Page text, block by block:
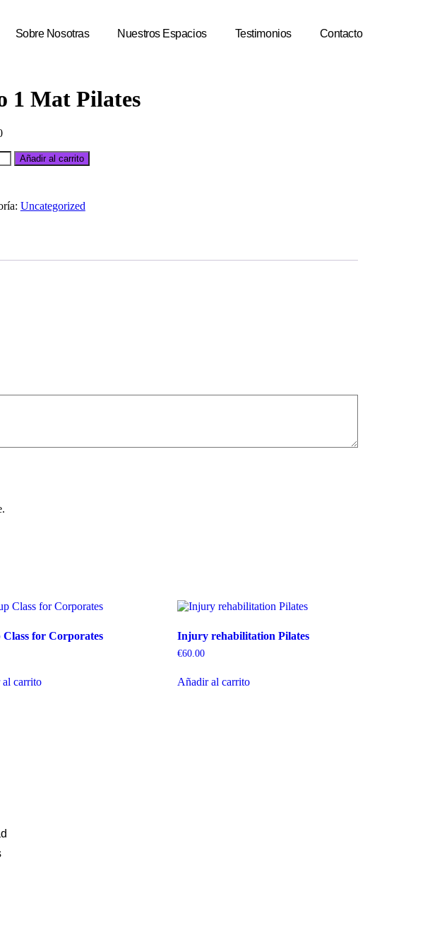
Sobre Nosotras Nuestros Espacios Testimonios Contacto
1 Mat Pilates
Añadir al carrito
Uncategorized
Class for Corporates
carrito
Injury rehabilitation Pilates
€60.00
Añadir al carrito